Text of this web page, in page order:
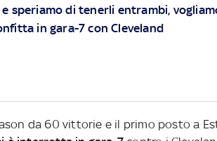
speriamo di tenerli entrambi,
in gara-7 con Cleveland
da 60 vittorie e il primo posto a